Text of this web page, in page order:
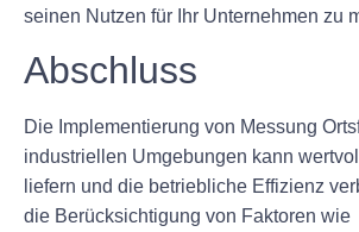
seinen Nutzen für Ihr Unternehmen zu
Abschluss
Die Implementierung von Messung
industriellen Umgebungen kann
liefern und die betriebliche Effizienz
die Berücksichtigung von Faktoren wie